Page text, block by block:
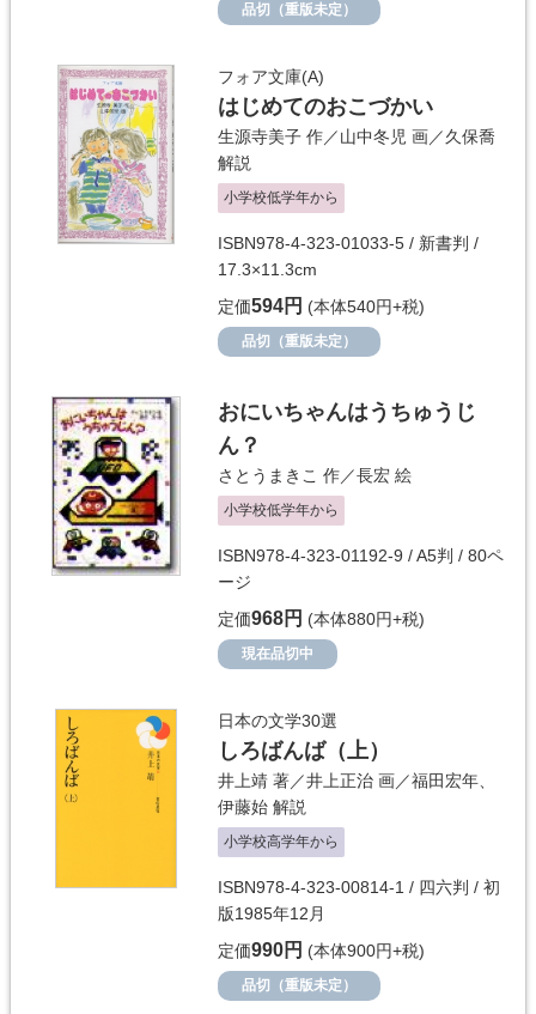
品切（重版未定）
フォア文庫(A)
はじめてのおこづかい
生源寺美子 作／山中冬児 画／久保喬
解説
小学校低学年から
ISBN978-4-323-01033-5 / 新書判 /
17.3×11.3cm
定価594円 (本体540円+税)
品切（重版未定）
おにいちゃんはうちゅうじ
ん？
さとうまきこ 作／長宏 絵
小学校低学年から
ISBN978-4-323-01192-9 / A5判 / 80ペ
ージ
定価968円 (本体880円+税)
現在品切中
日本の文学30選
しろばんば（上）
井上靖 著／井上正治 画／福田宏年
伊藤始 解説
小学校高学年から
ISBN978-4-323-00814-1 / 四六判 / 初
版1985年12月
定価990円 (本体900円+税)
品切（重版未定）